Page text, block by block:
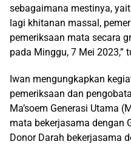
sebagaimana mestinya,
lagi khitanan massal,
pemeriksaan mata secara
pada Minggu, 7 Mei 2023,”
Iwan mengungkapkan
pemeriksaan dan
Ma’soem Generasi Utama
mata bekerjasama dengan
Donor Darah bekerjasama